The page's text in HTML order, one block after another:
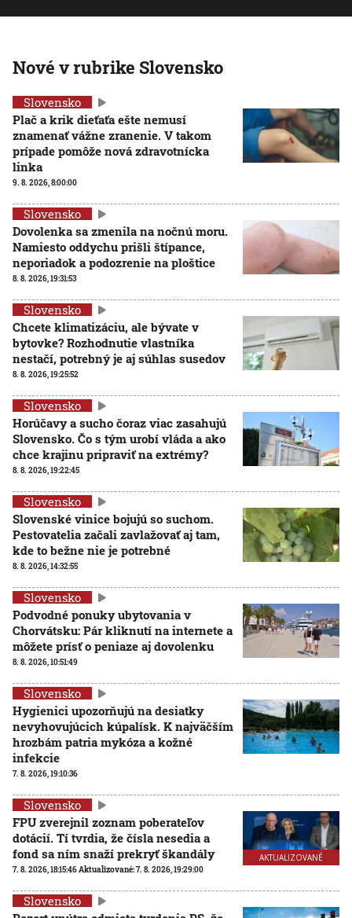
Nové v rubrike Slovensko
Slovensko
Plač a krik dieťaťa ešte nemusí
znamenať vážne zranenie. V takom
prípade pomôže nová zdravotnícka
linka
9. 8. 2026, 8:00:00
Slovensko
Dovolenka sa zmenila na nočnú moru.
Namiesto oddychu prišli štípance,
neporiadok a podozrenie na ploštice
8. 8. 2026, 19:31:53
Slovensko
Chcete klimatizáciu, ale bývate v
bytovke? Rozhodnutie vlastníka
nestačí, potrebný je aj súhlas susedov
8. 8. 2026, 19:25:52
Slovensko
Horúčavy a sucho čoraz viac zasahujú
Slovensko. Čo s tým urobí vláda a ako
chce krajinu pripraviť na extrémy?
8. 8. 2026, 19:22:45
Slovensko
Slovenské vinice bojujú so suchom.
Pestovatelia začali zavlažovať aj tam,
kde to bežne nie je potrebné
8. 8. 2026, 14:32:55
Slovensko
Podvodné ponuky ubytovania v
Chorvátsku: Pár kliknutí na internete a
môžete prísť o peniaze aj dovolenku
8. 8. 2026, 10:51:49
Slovensko
Hygienici upozorňujú na desiatky
nevyhovujúcich kúpalísk. K najväčším
hrozbám patria mykóza a kožné
infekcie
7. 8. 2026, 19:10:36
AKTUALIZOVANÉ
Slovensko
FPU zverejnil zoznam poberateľov
dotácií. Tí tvrdia, že čísla nesedia a
fond sa ním snaží prekryť škandály
7. 8. 2026, 18:15:46Aktualizované:7. 8. 2026, 19:29:00
Slovensko